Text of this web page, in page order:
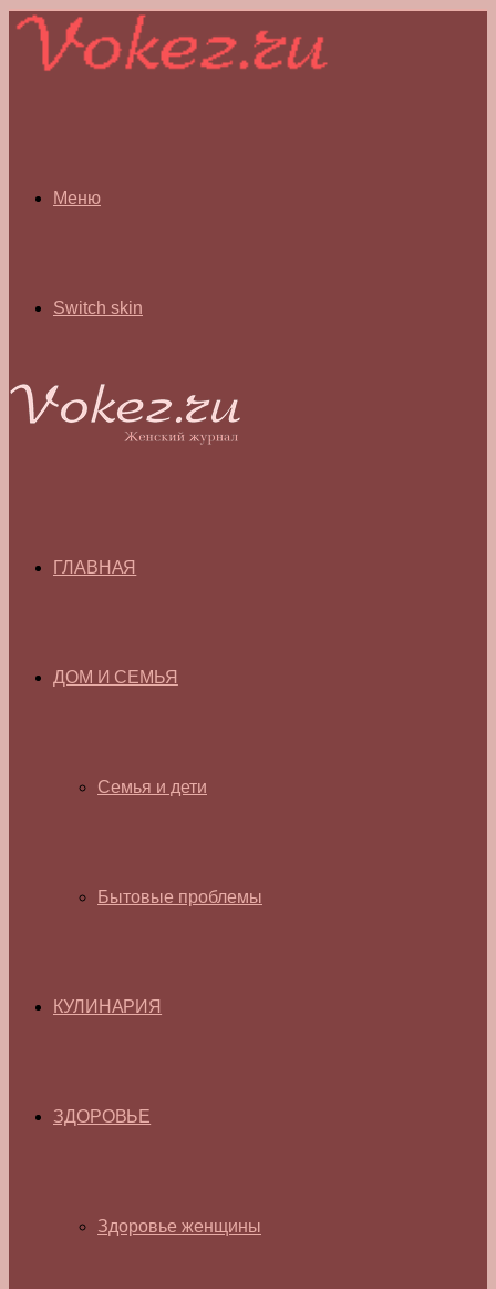
Меню
Switch skin
ГЛАВНАЯ
ДОМ И СЕМЬЯ
Семья и дети
Бытовые проблемы
КУЛИНАРИЯ
ЗДОРОВЬЕ
Здоровье женщины